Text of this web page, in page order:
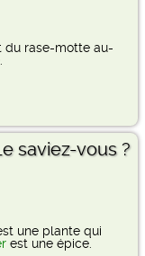
du rase-motte au-
saviez-vous ?
une plante qui
est une épice.